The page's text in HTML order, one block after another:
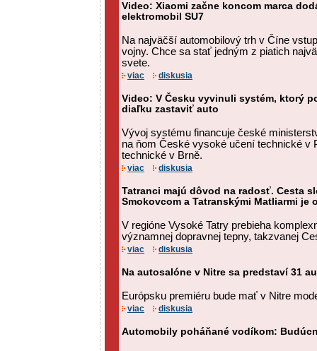
Video: Xiaomi začne koncom marca
elektromobil SU7
Na najväčší automobilový trh v Číne
vojny. Chce sa stať jedným z piatich
svete.
viac diskusia
Video: V Česku vyvinuli systém, ktorý
diaľku zastaviť auto
Vývoj systému financuje české
na ňom České vysoké učení technické v
technické v Brně.
viac diskusia
Tatranci majú dôvod na radosť. Cesta
Smokovcom a Tatranskými Matliarmi je
V regióne Vysoké Tatry prebieha
významnej dopravnej tepny, takzvanej
viac diskusia
Na autosalóne v Nitre sa predstaví 31
Európsku premiéru bude mať v Nitre
viac diskusia
Automobily poháňané vodíkom: